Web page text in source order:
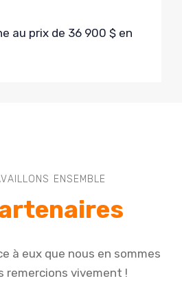
au prix de 36 900 $ en
ENSEMBLE
à eux que nous en sommes
remercions vivement !